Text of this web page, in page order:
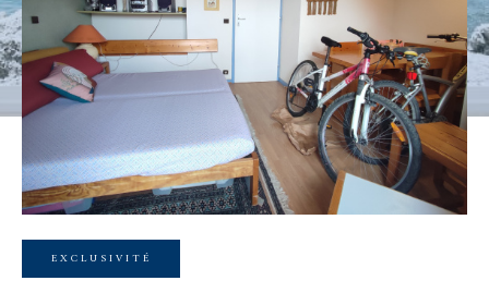
EXCLUSIVITÉ
Budget
Budget
Surface
Pièces
Pièces
Référence